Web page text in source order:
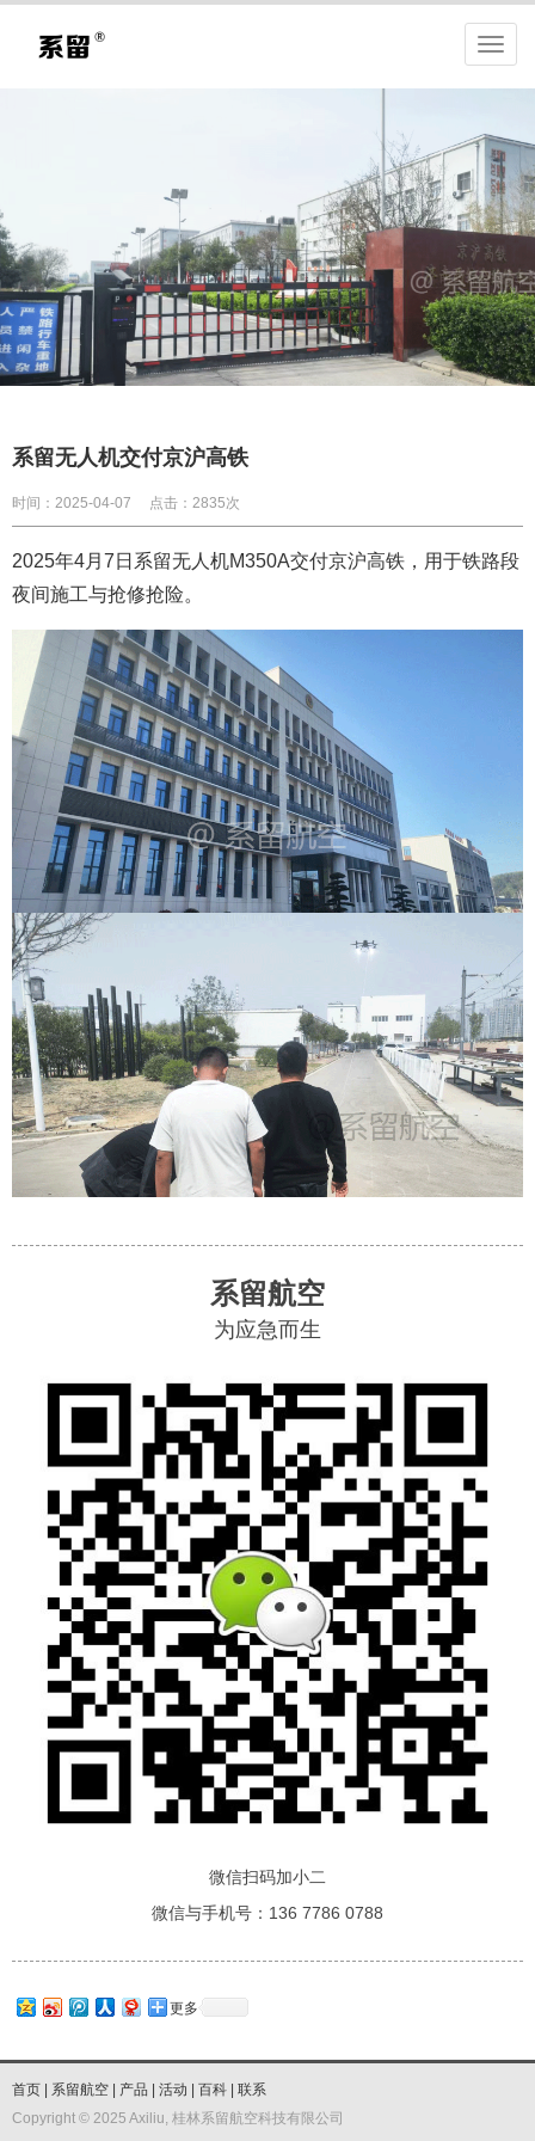
系留无人机交付京沪高铁
时间：2025-04-07 点击：2835次
2025年4月7日 系留无人机M350A交付京沪高铁，用于铁路段
夜间施工与抢修抢险。
系留航空
为应急而生
微信扫码加小二
微信与手机号：136 7786 0788
更多
首页 系留航空 产品 活动 百科
联系
Copyright © 2025 Axiliu, 桂林系留航空科技有限公司